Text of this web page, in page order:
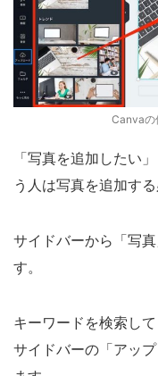
Canva
「写真を追加したい
う人は写真を追加する
サイドバーから「写
す。
キーワードを検索し
サイドバーの「アッ